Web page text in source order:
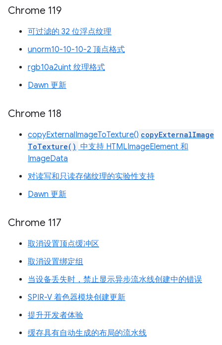
Chrome 119
可过滤的 32 位浮点纹理
unorm10-10-10-2 顶点格式
rgb10a2uint 纹理格式
Dawn 更新
Chrome 118
copyExternalImageToTexture() copyExternalImage
ToTexture() 中支持 HTMLImageElement 和
ImageData
对读写和只读存储纹理的实验性支持
Dawn 更新
Chrome 117
取消设置顶点缓冲区
取消设置绑定组
当设备丢失时，禁止显示异步流水线创建中的错误
SPIR-V 着色器模块创建更新
提升开发者体验
缓存具有自动生成的布局的流水线